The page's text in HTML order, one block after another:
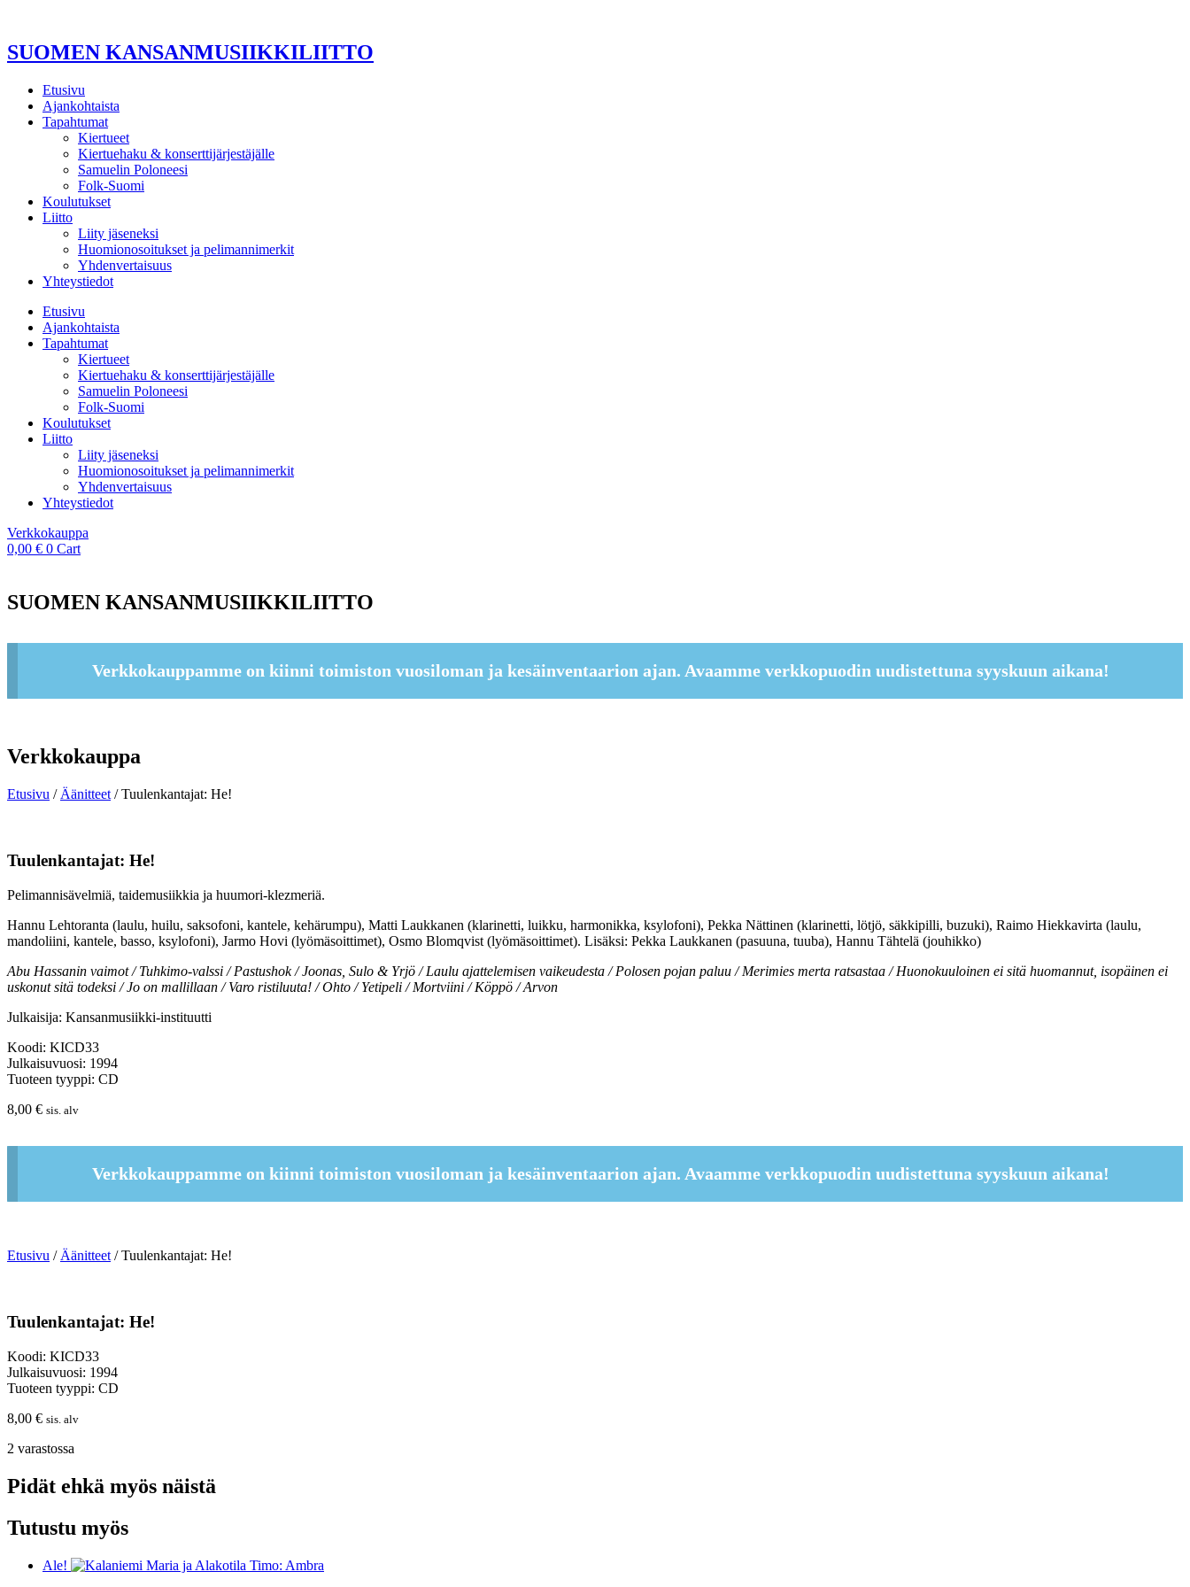
SUOMEN KANSANMUSIIKKILIITTO
Etusivu
Ajankohtaista
Tapahtumat
Kiertueet
Kiertuehaku & konserttijärjestäjälle
Samuelin Poloneesi
Folk-Suomi
Koulutukset
Liitto
Liity jäseneksi
Huomionosoitukset ja pelimannimerkit
Yhdenvertaisuus
Yhteystiedot
Etusivu
Ajankohtaista
Tapahtumat
Kiertueet
Kiertuehaku & konserttijärjestäjälle
Samuelin Poloneesi
Folk-Suomi
Koulutukset
Liitto
Liity jäseneksi
Huomionosoitukset ja pelimannimerkit
Yhdenvertaisuus
Yhteystiedot
Verkkokauppa
0,00 € 0 Cart
SUOMEN KANSANMUSIIKKILIITTO
Verkkokauppamme on kiinni toimiston vuosiloman ja kesäinventaarion ajan. Avaamme verkkopuodin uudistettuna syyskuun aikana!
Verkkokauppa
Etusivu / Äänitteet / Tuulenkantajat: He!
Tuulenkantajat: He!
Pelimannisävelmiä, taidemusiikkia ja huumori-klezmeriä.
Hannu Lehtoranta (laulu, huilu, saksofoni, kantele, kehärumpu), Matti Laukkanen (klarinetti, luikku, harmonikka, ksylofoni), Pekka Nättinen (klarinetti, lötjö, säkkipilli, buzuki), Raimo Hiekkavirta (laulu,
mandoliini, kantele, basso, ksylofoni), Jarmo Hovi (lyömäsoittimet), Osmo Blomqvist (lyömäsoittimet). Lisäksi: Pekka Laukkanen (pasuuna, tuuba), Hannu Tähtelä (jouhikko)
Abu Hassanin vaimot / Tuhkimo-valssi / Pastushok / Joonas, Sulo & Yrjö / Laulu ajattelemisen vaikeudesta / Polosen pojan paluu / Merimies merta ratsastaa / Huonokuuloinen ei sitä huomannut, isopäinen ei
uskonut sitä todeksi / Jo on mallillaan / Varo ristiluuta! / Ohto / Yetipeli / Mortviini / Köppö / Arvon
Julkaisija: Kansanmusiikki-instituutti
Koodi: KICD33
Julkaisuvuosi: 1994
Tuoteen tyyppi: CD
8,00 € sis. alv
Verkkokauppamme on kiinni toimiston vuosiloman ja kesäinventaarion ajan. Avaamme verkkopuodin uudistettuna syyskuun aikana!
Etusivu /Äänitteet/ Tuulenkantajat: He!
Tuulenkantajat: He!
Koodi: KICD33
Julkaisuvuosi: 1994
Tuoteen tyyppi: CD
8,00 € sis. alv
2 varastossa
Pidät ehkä myös näistä
Tutustu myös
Ale!